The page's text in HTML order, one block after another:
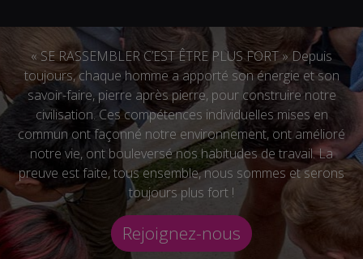
« SE RASSEMBLER C’EST ÊTRE PLUS FORT » Depuis
toujours, chaque homme a apporté son énergie et son
savoir-faire, pierre après pierre, pour construire notre
civilisation. Ces compétences individuelles mises en
commun ont façonné notre environnement, ont amélioré
notre vie, ont bouleversé nos habitudes de travail. La
preuve est faite, tous ensemble, nous sommes et serons
toujours plus fort !
Rejoignez-nous